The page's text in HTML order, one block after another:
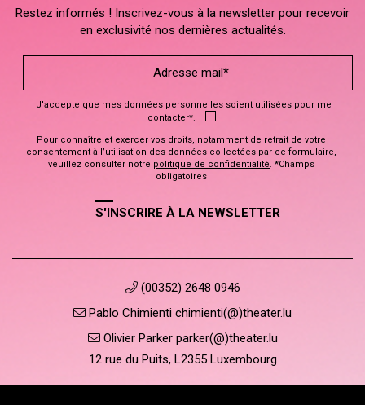
Restez informés ! Inscrivez-vous à la newsletter pour recevoir
en exclusivité nos dernières actualités.
J'accepte que mes données personnelles soient utilisées pour me
contacter*.
Pour connaître et exercer vos droits, notamment de retrait de votre
consentement à l’utilisation des données collectées par ce formulaire,
veuillez consulter notre politique de confidentialité. *Champs
obligatoires
S'INSCRIRE À LA NEWSLETTER
(00352) 2648 0946
Pablo Chimienti chimienti(@)theater.lu
Olivier Parker parker(@)theater.lu
12 rue du Puits, L2355 Luxembourg